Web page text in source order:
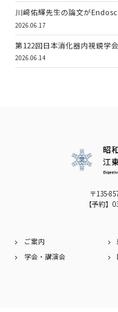
川﨑佑輝先生の論文が
2026.06.17
第122回日本消化器内視鏡学
2026.06.14
〒135-
【予約】
ご案内
学会・講演会